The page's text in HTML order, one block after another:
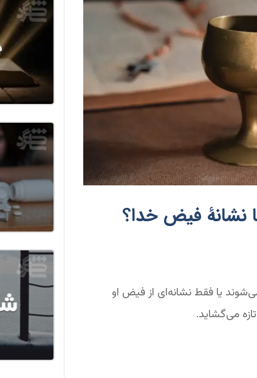
فیض خدا؟
یا فقط نشانه‌ای از فیض او
می‌گشاید.